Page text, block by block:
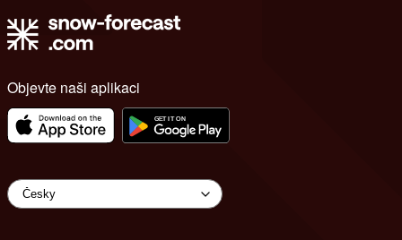
Objevte naši aplikaci